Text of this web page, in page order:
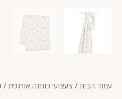
עמוד הבית / צעצועי כותנה אורגנית /